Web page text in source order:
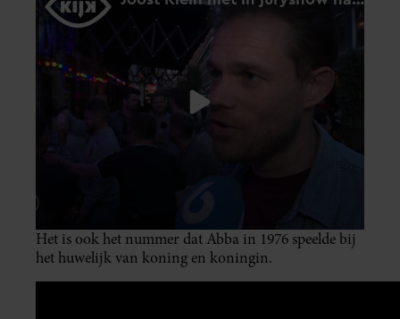
Het is ook het nummer dat Abba in 1976 speelde bij
het huwelijk van koning en koningin.